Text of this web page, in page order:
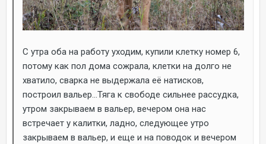
С утра оба на работу уходим, купили клетку номер 6,
потому как пол дома сожрала, клетки на долго не
хватило, сварка не выдержала её натисков,
построил вальер...Тяга к свободе сильнее рассудка,
утром закрываем в вальер, вечером она нас
встречает у калитки, ладно, следующее утро
закрываем в вальер, и еще и на поводок и вечером